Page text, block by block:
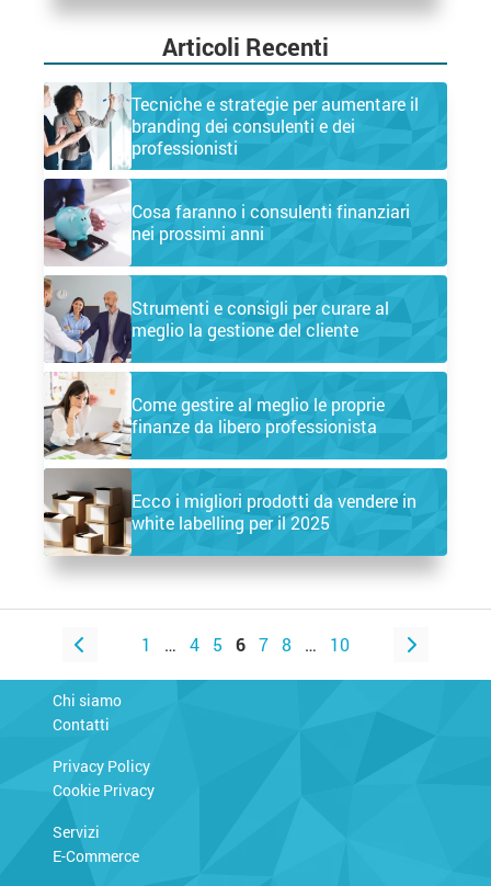
Articoli Recenti
Tecniche e strategie per aumentare il
branding dei consulenti e dei
professionisti
Cosa faranno i consulenti finanziari
nei prossimi anni
Strumenti e consigli per curare al
meglio la gestione del cliente
Come gestire al meglio le proprie
finanze da libero professionista
Ecco i migliori prodotti da vendere in
white labelling per il 2025
1 … 4 5 6 7 8 … 10
Chi siamo
Contatti
Privacy Policy
Cookie Privacy
Servizi
E-Commerce